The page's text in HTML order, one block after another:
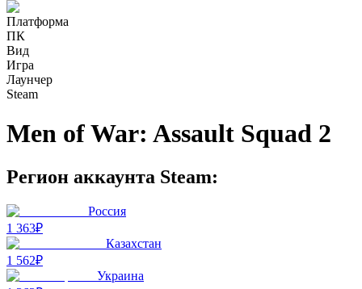
Платформа
ПК
Вид
Игра
Лаунчер
Steam
Men of War: Assault Squad 2
Регион аккаунта Steam:
Россия
1 363₽
Казахстан
1 562₽
Украина